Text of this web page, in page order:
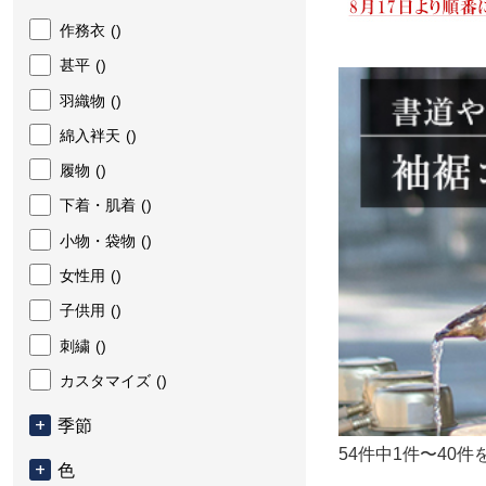
54件中1件〜40件
作務衣 ()
甚平 ()
羽織物 ()
綿入袢天 ()
履物 ()
下着・肌着 ()
小物・袋物 ()
女性用 ()
子供用 ()
刺繍 ()
カスタマイズ ()
季節
色